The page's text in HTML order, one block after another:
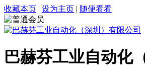
收藏本页 | 设为主页 | 随便看看
巴赫芬工业自动化